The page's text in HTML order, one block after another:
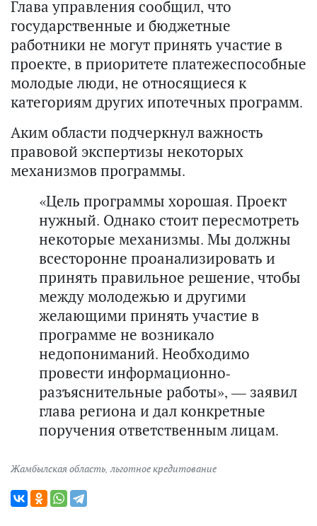
Глава управления сообщил, что
государственные и бюджетные
работники не могут принять участие в
проекте, в приоритете платежеспособные
молодые люди, не относящиеся к
категориям других ипотечных программ.
Аким области подчеркнул важность
правовой экспертизы некоторых
механизмов программы.
«Цель программы хорошая. Проект
нужный. Однако стоит пересмотреть
некоторые механизмы. Мы должны
всесторонне проанализировать и
принять правильное решение, чтобы
между молодежью и другими
желающими принять участие в
программе не возникало
недопониманий. Необходимо
провести информационно-
разъяснительные работы», — заявил
глава региона и дал конкретные
поручения ответственным лицам.
Жамбылская область ,льготное кредитование